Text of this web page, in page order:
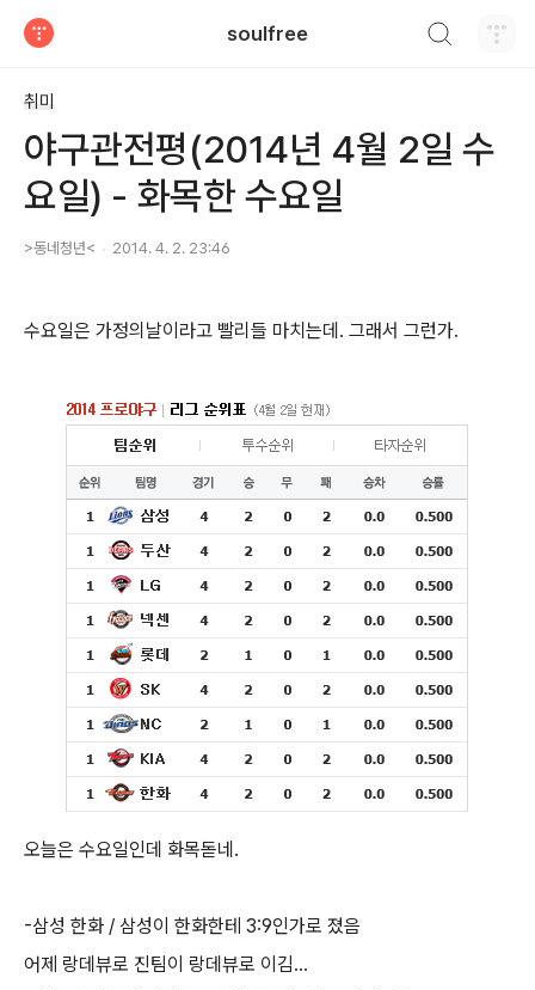
soulfree
취미
야구관전평(2014년 4월 2일 수
요일) - 화목한 수요일
>동네청년< 2014. 4. 2. 23:46
수요일은 가정의날이라고 빨리들 마치는데. 그래서 그런가.
오늘은 수요일인데 화목돋네.
-삼성 한화 / 삼성이 한화한테 3:9인가로 졌음
어제 랑데뷰로 진팀이 랑데뷰로 이김...